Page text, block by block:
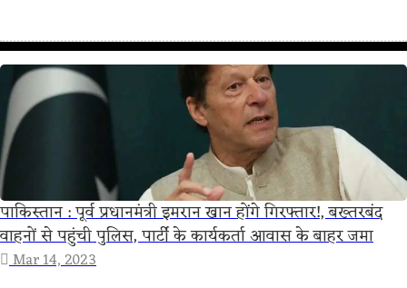
पाकिस्तान : पूर्व प्रधानमंत्री इमरान खान होंगे गिरफ्तार!, बख्तरबंद
वाहनों से पहुंची पुलिस, पार्टी के कार्यकर्ता आवास के बाहर जमा
Mar 14, 2023